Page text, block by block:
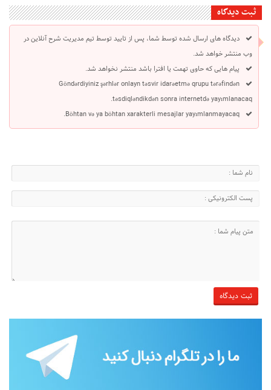
ثبت دیدگاه
دیدگاه های ارسال شده توسط شما، پس از تایید توسط تیم مدیریت شرح آنلاین در
وب منتشر خواهد شد.
پیام هایی که حاوی تهمت یا افترا باشد منتشر نخواهد شد.
Göndərdiyiniz şərhlər onlayn təsvir idarəetmə qrupu tərəfindən
təsdiqləndikdən sonra internetdə yayımlanacaq.
Böhtan və ya böhtan xarakterli mesajlar yayımlanmayacaq.